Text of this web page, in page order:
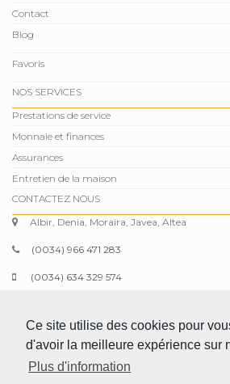
Ce site utilise des cookies pour
d'avoir la meilleure expérience sur
Plus d'information
Contact
Blog
Favoris
NOS SERVICES
Prestations de service
Monnaie et finances
Assurances
Entretien de la maison
CONTACTEZ NOUS
Albir, Denia, Moraira, Javea, Altea
(0034) 966 471 283
(0034) 634 329 574
www.comparepropertiesspain.com